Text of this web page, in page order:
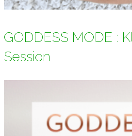
GODDESS MODE :
Session